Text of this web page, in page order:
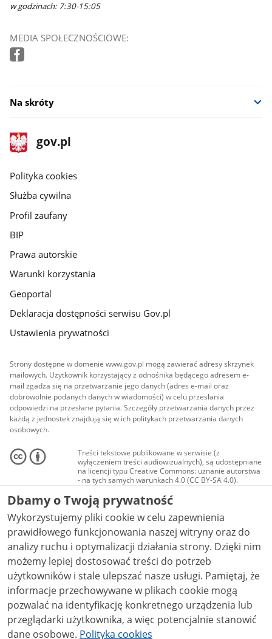
w godzinach: 7:30-15:05
MEDIA SPOŁECZNOŚCIOWE:
Na skróty
stopka
gov.pl
Strona
gov.pl
gov.pl
Polityka cookies
Służba cywilna
Profil zaufany
BIP
Prawa autorskie
Warunki korzystania
Geoportal
Deklaracja dostępności serwisu Gov.pl
Ustawienia prywatności
Strony dostępne w domenie www.gov.pl mogą zawierać adresy skrzynek
mailowych. Użytkownik korzystający z odnośnika będącego adresem e-
mail zgadza się na przetwarzanie jego danych (adres e-mail oraz
dobrowolnie podanych danych w wiadomości) w celu przesłania
odpowiedzi na przesłane pytania. Szczegóły przetwarzania danych przez
każdą z jednostek znajdują się w ich politykach przetwarzania danych
osobowych.
Treści tekstowe publikowane w serwisie (z
wyłączeniem treści audiowizualnych), są udostępniane
na licencji typu Creative Commons: uznanie autorstwa
- na tych samych warunkach 4.0 (CC BY-SA 4.0).
Materiały audiowizualne, w tym zdjęcia, materiały
audio i wideo, są udostępniane na licencji typu
Creative Commons: uznanie autorstwa użycie
niekomercyjne - bez utworów zależnych 4.0 (CC BY-
NC-ND 4.0), o ile nie jest to stwierdzone inaczej.
Dbamy o Twoją prywatność
Wykorzystujemy pliki cookie w celu zapewnienia
prawidłowego funkcjonowania naszej witryny oraz do
analizy ruchu i optymalizacji działania strony. Dzięki nim
możemy lepiej dostosować treści do potrzeb
użytkowników i stale ulepszać nasze usługi. Pamiętaj, że
informacje przechowywane w plikach cookie mogą
pozwalać na identyfikację konkretnego urządzenia lub
przeglądarki użytkownika, a więc potencjalnie stanowić
dane osobowe. Polityka cookies